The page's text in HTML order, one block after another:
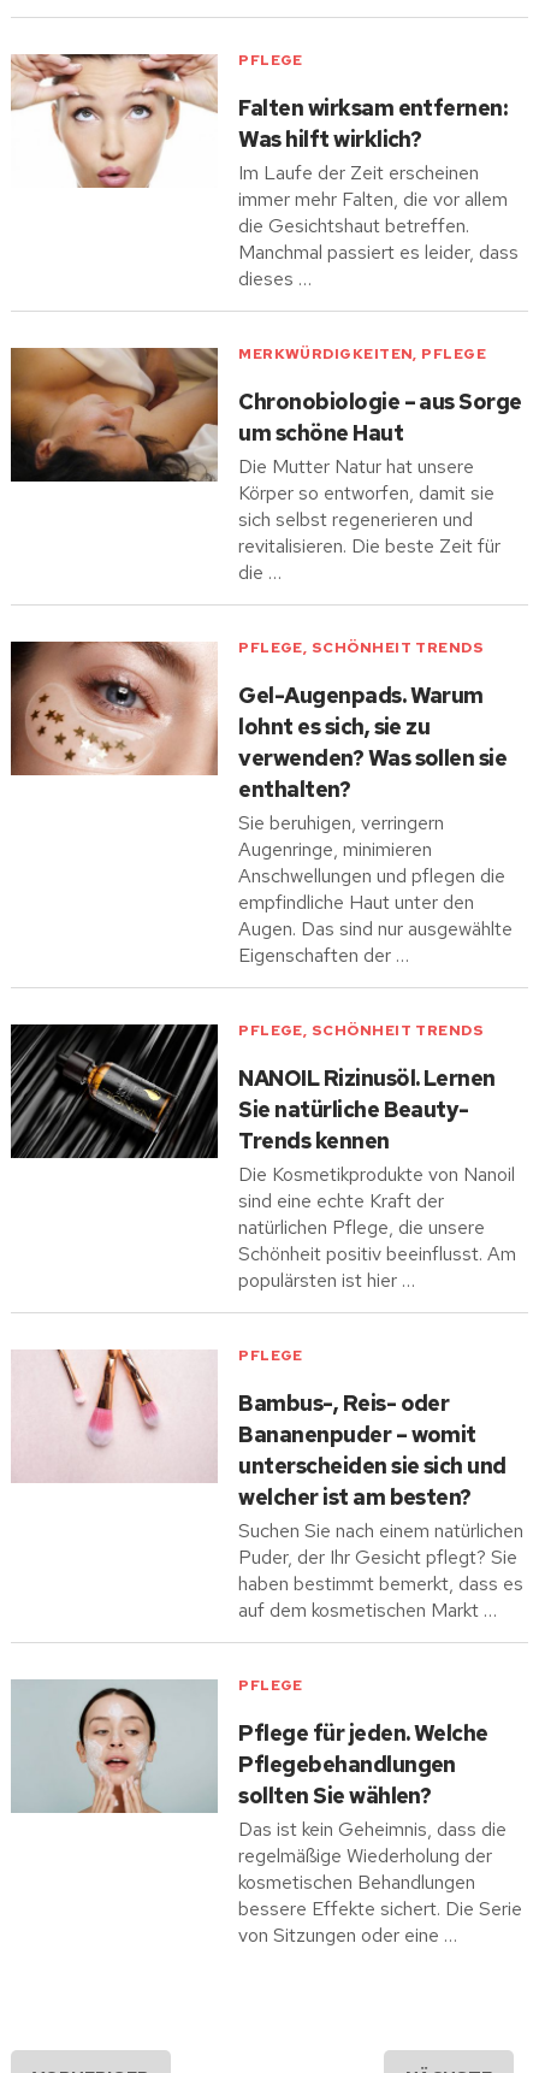
PFLEGE
Falten wirksam entfernen:
Was hilft wirklich?
Im Laufe der Zeit erscheinen
immer mehr Falten, die vor allem
die Gesichtshaut betreffen.
Manchmal passiert es leider, dass
dieses …
MERKWÜRDIGKEITEN, PFLEGE
Chronobiologie – aus Sorge
um schöne Haut
Die Mutter Natur hat unsere
Körper so entworfen, damit sie
sich selbst regenerieren und
revitalisieren. Die beste Zeit für
die …
PFLEGE, SCHÖNHEIT TRENDS
Gel-Augenpads. Warum
lohnt es sich, sie zu
verwenden? Was sollen sie
enthalten?
Sie beruhigen, verringern
Augenringe, minimieren
Anschwellungen und pflegen die
empfindliche Haut unter den
Augen. Das sind nur ausgewählte
Eigenschaften der …
PFLEGE, SCHÖNHEIT TRENDS
NANOIL Rizinusöl. Lernen
Sie natürliche Beauty-
Trends kennen
Die Kosmetikprodukte von Nanoil
sind eine echte Kraft der
natürlichen Pflege, die unsere
Schönheit positiv beeinflusst. Am
populärsten ist hier …
PFLEGE
Bambus-, Reis- oder
Bananenpuder – womit
unterscheiden sie sich und
welcher ist am besten?
Suchen Sie nach einem natürlichen
Puder, der Ihr Gesicht pflegt? Sie
haben bestimmt bemerkt, dass es
auf dem kosmetischen Markt …
PFLEGE
Pflege für jeden. Welche
Pflegebehandlungen
sollten Sie wählen?
Das ist kein Geheimnis, dass die
regelmäßige Wiederholung der
kosmetischen Behandlungen
bessere Effekte sichert. Die Serie
von Sitzungen oder eine …